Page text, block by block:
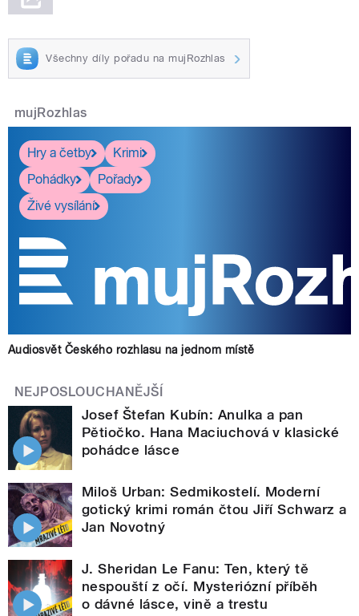
pause
Všechny díly pořadu na mujRozhlas
mujRozhlas
Hry a četby
Krimi
Pohádky
Pořady
Živé vysílání
Audiosvět Českého rozhlasu na jednom místě
NEJPOSLOUCHANĚJŠÍ
Josef Štefan Kubín: Anulka a pan
Pětiočko. Hana Maciuchová v klasické
pohádce lásce
Miloš Urban: Sedmikostelí. Moderní
gotický krimi román čtou Jiří Schwarz a
Jan Novotný
J. Sheridan Le Fanu: Ten, který tě
nespouští z očí. Mysteriózní příběh
o dávné lásce, vině a trestu